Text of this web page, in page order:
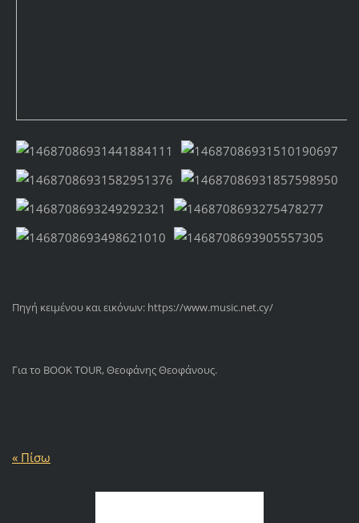
Πηγή κειμένου και εικόνων: https://www.music.net.cy/
Για το BOOK TOUR, Θεοφάνης Θεοφάνους.
« Πίσω